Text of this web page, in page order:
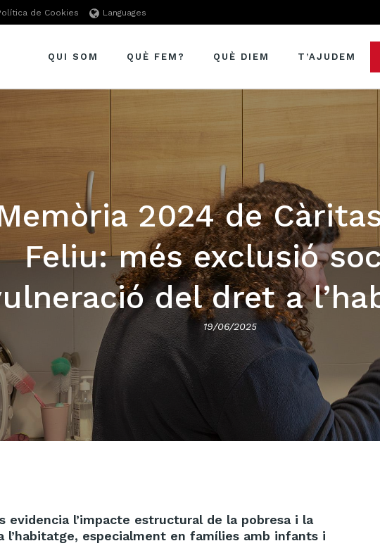
de Cookies Languages
QUI SOM QUÈ FEM? QUÈ DIEM T’AJUDEM
2024 de
Feliu: més exclusió
del dret a
19/06/2025
evidencia l’impacte estructural de la pobresa i la
l’habitatge, especialment en famílies amb infants i